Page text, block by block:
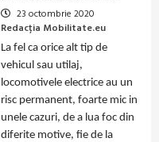
23 octombrie 2020
Redacția Mobilitate.eu
La fel ca orice alt tip de
vehicul sau utilaj,
locomotivele electrice au un
risc permanent, foarte mic in
unele cazuri, de a lua foc din
diferite motive, fie de la